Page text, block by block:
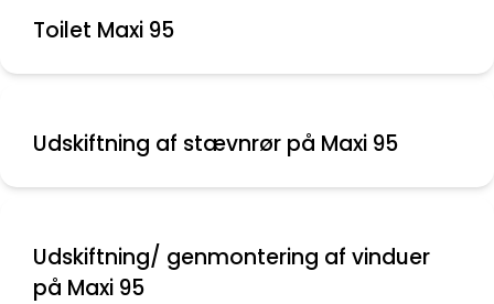
Toilet Maxi 95
Udskiftning af stævnrør på Maxi 95
Udskiftning/ genmontering af vinduer
på Maxi 95